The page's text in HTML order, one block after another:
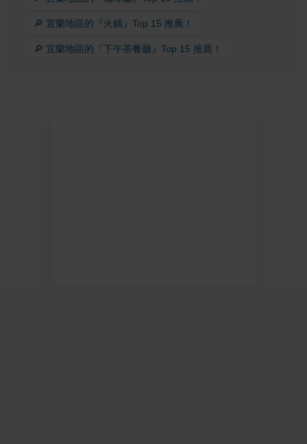
🔎 宜蘭地區的『火鍋』Top 15 推薦！
🔎 宜蘭地區的『下午茶餐廳』Top 15 推薦！